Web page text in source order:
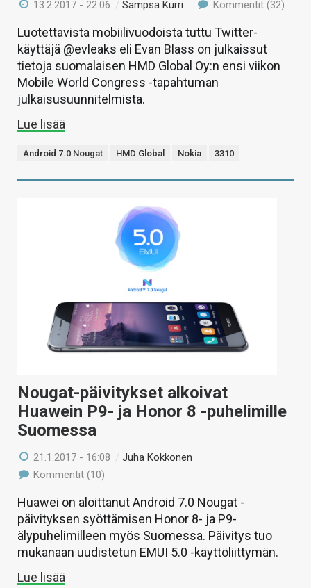
13.2.2017 - 22:06 /Sampsa Kurri Kommentit (32)
Luotettavista mobiilivuodoista tuttu Twitter-
käyttäjä @evleaks eli Evan Blass on julkaissut
tietoja suomalaisen HMD Global Oy:n ensi viikon
Mobile World Congress -tapahtuman
julkaisusuunnitelmista.
Lue lisää
Android 7.0 Nougat HMD Global Nokia 3310
Nougat-päivitykset alkoivat
Huawein P9- ja Honor 8 -puhelimille
Suomessa
21.1.2017 - 16:08 /Juha Kokkonen
Kommentit (10)
Huawei on aloittanut Android 7.0 Nougat -
päivityksen syöttämisen Honor 8- ja P9-
älypuhelimilleen myös Suomessa. Päivitys tuo
mukanaan uudistetun EMUI 5.0 -käyttöliittymän.
Lue lisää